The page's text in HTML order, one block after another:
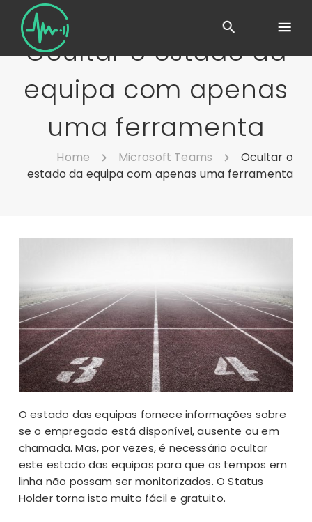
Ocultar o estado da
equipa com apenas
uma ferramenta
Home Microsoft Teams
Ocultar o
estado da equipa com apenas uma ferramenta
O estado das equipas fornece informações sobre
se o empregado está disponível, ausente ou em
chamada. Mas, por vezes, é necessário ocultar
este estado das equipas para que os tempos em
linha não possam ser monitorizados. O Status
Holder torna isto muito fácil e gratuito.